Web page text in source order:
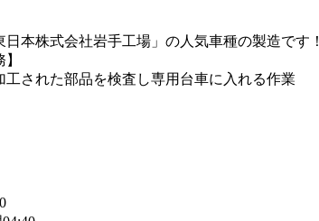
本株式会社岩手工場」の人気車種の製造です！
された部品を検査し専用台車に入れる作業